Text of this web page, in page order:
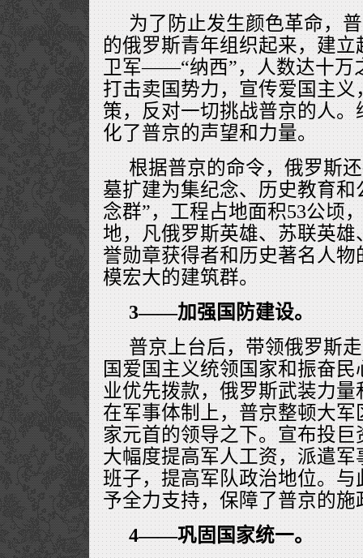
为了防止发生颜色革命，
的俄罗斯青年组织起来，建
卫军——“纳西”，人数达十万
打击卖国势力，宣传爱国主
策，反对一切挑战普京的人
化了普京的声望和力量。
根据普京的命令，俄罗斯
墓扩建为集纪念、历史教育和
念群”，工程占地面积53公顷
地，凡俄罗斯英雄、苏联英
誉勋章获得者和历史著名人
模宏大的建筑群。
3——加强国防建设。
普京上台后，带领俄罗斯
国爱国主义统领国家和振奋
业优先拨款，俄罗斯武装力
在军事体制上，普京整顿大
家元首的领导之下。宣布投
大幅度提高军人工资，派遣
班子，提高军队政治地位。
予全力支持，保障了普京的施
4——巩固国家统一。